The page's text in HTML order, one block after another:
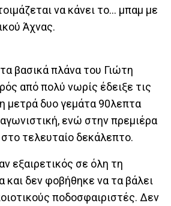
να κάνει το… μπαμ με
Άχνας.
βασικά πλάνα του Γιώτη
από πολύ νωρίς έδειξε τις
μετρά δυο γεμάτα 90λεπτα
ενώ στην πρεμιέρα
τελευταίο δεκάλεπτο.
εξαιρετικός σε όλη τη
και δεν φοβήθηκε να τα βάλει
ποδοσφαιριστές. Δεν